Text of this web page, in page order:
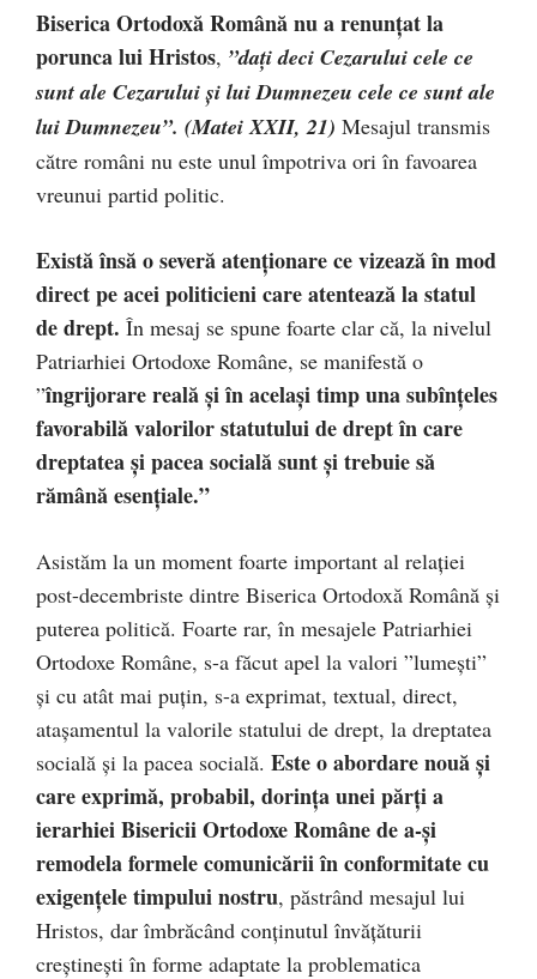
Biserica Ortodoxă Română nu a renunțat la
porunca lui Hristos, ”daţi deci Cezarului cele ce
sunt ale Cezarului şi lui Dumnezeu cele ce sunt ale
lui Dumnezeu”. (Matei XXII, 21) Mesajul transmis
către români nu este unul împotriva ori în favoarea
vreunui partid politic.
Există însă o severă atenționare ce vizează în mod
direct pe acei politicieni care atentează la statul
de drept. În mesaj se spune foarte clar că, la nivelul
Patriarhiei Ortodoxe Române, se manifestă o
”îngrijorare reală și în același timp una subînțeles
favorabilă valorilor statutului de drept în care
dreptatea și pacea socială sunt și trebuie să
rămână esențiale.”
Asistăm la un moment foarte important al relației
post-decembriste dintre Biserica Ortodoxă Română și
puterea politică. Foarte rar, în mesajele Patriarhiei
Ortodoxe Române, s-a făcut apel la valori ”lumești”
și cu atât mai puțin, s-a exprimat, textual, direct,
atașamentul la valorile statului de drept, la dreptatea
socială și la pacea socială. Este o abordare nouă și
care exprimă, probabil, dorința unei părți a
ierarhiei Bisericii Ortodoxe Române de a-și
remodela formele comunicării în conformitate cu
exigențele timpului nostru, păstrând mesajul lui
Hristos, dar îmbrăcând conținutul învățăturii
creștinești în forme adaptate la problematica